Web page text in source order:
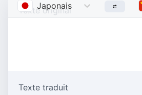
Japonais Japanese
Texte traduit